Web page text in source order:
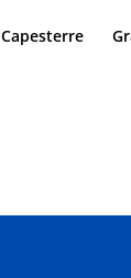
Capesterre